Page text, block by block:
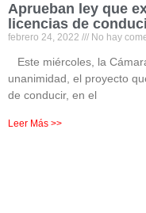
Aprueban ley que
licencias de
febrero 24, 2022 No hay
Este miércoles, la
unanimidad, el proyecto
de conducir, en el
Leer Más >>